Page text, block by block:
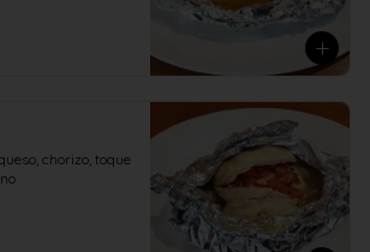
chorizo, toque